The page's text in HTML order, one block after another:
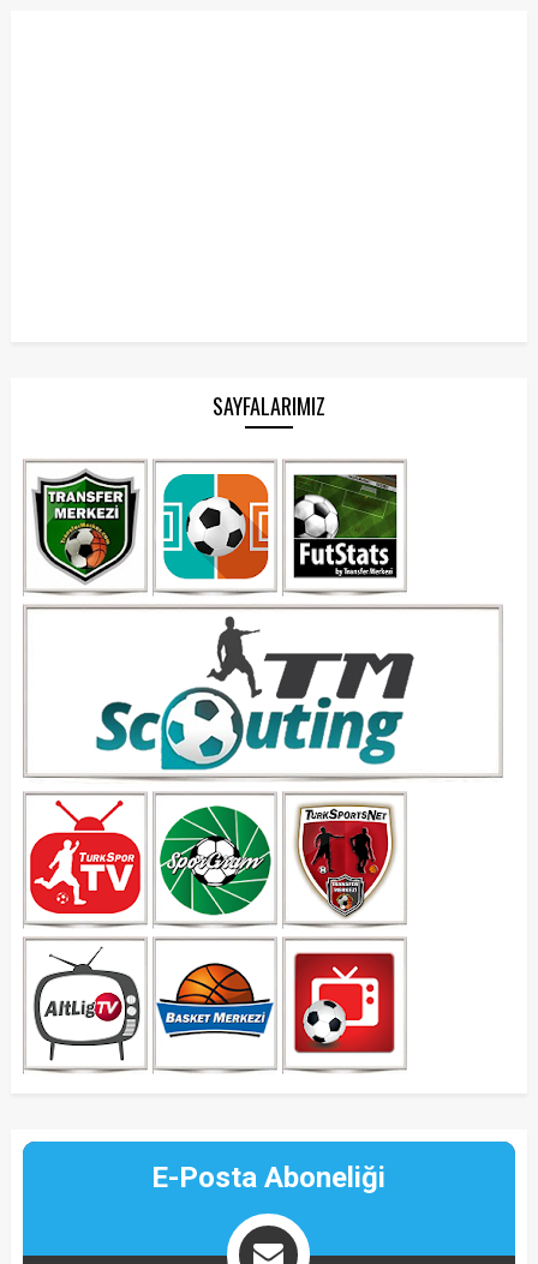
SAYFALARIMIZ
E-Posta Aboneliği